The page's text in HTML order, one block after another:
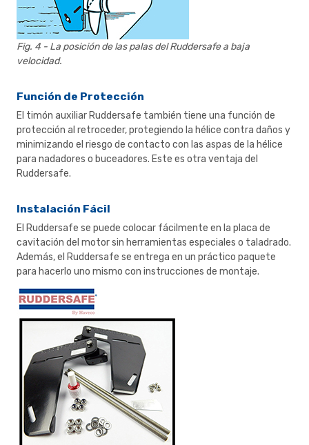
Fig. 4 - La posición de las palas del Ruddersafe a baja
velocidad.
Función de Protección
El timón auxiliar Ruddersafe también tiene una función de
protección al retroceder, protegiendo la hélice contra daños y
minimizando el riesgo de contacto con las aspas de la hélice
para nadadores o buceadores. Este es otra ventaja del
Ruddersafe.
Instalación Fácil
El Ruddersafe se puede colocar fácilmente en la placa de
cavitación del motor sin herramientas especiales o taladrado.
Además, el Ruddersafe se entrega en un práctico paquete
para hacerlo uno mismo con instrucciones de montaje.